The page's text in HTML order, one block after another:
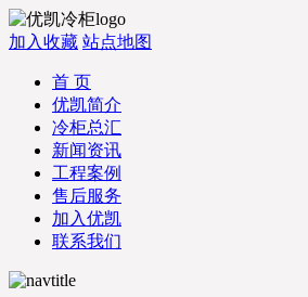
加入收藏 站点地图
首 页
优凯简介
冷柜总汇
新闻资讯
工程案例
售后服务
加入优凯
联系我们